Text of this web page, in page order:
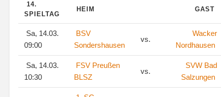
14.
SPIELTAG
HEIM GAST
Sa, 14.03.
09:00
BSV
Sondershausen
vs.
Wacker
Nordhausen
Sa, 14.03.
10:30
FSV Preußen
BLSZ
vs.
SVW Bad
Salzungen